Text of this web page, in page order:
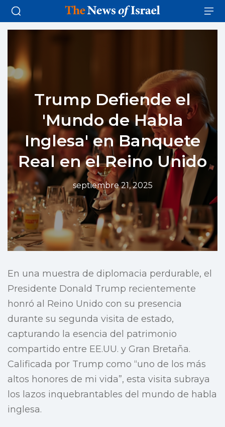
Trump Defiende el
'Mundo de Habla
Inglesa' en Banquete
Real en el Reino Unido
septiembre 21, 2025
En una muestra de diplomacia perdurable, el
Presidente Donald Trump recientemente
honró al Reino Unido con su presencia
durante su segunda visita de estado,
capturando la esencia del patrimonio
compartido entre EE.UU. y Gran Bretaña.
Calificada por Trump como “uno de los más
altos honores de mi vida”, esta visita subraya
los lazos inquebrantables del mundo de habla
inglesa.